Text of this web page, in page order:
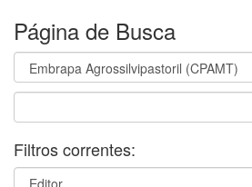
Página de Busca
Filtros correntes: